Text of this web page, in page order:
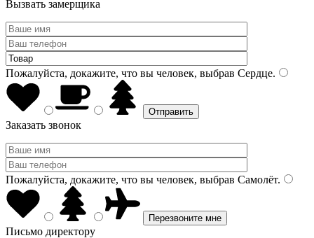
Вызвать замерщика
Пожалуйста, докажите, что вы человек, выбрав Сердце.
Заказать звонок
Пожалуйста, докажите, что вы человек, выбрав Самолёт.
Письмо директору